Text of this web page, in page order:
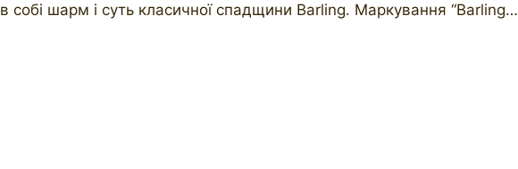
собі шарм і суть класичної спадщини Barling. Маркування “Barling…